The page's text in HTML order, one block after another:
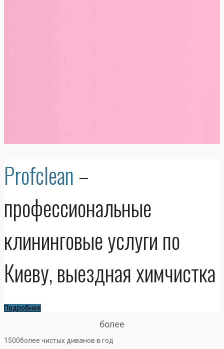
Profclean –
профессиональные
клининговые услуги по
Киеву, выездная химчистка
Подробнее
более
1500более чистых диванов в год